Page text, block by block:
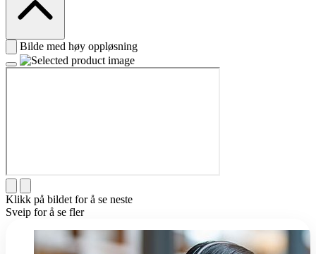
Bilde med høy oppløsning
Klikk på bildet for å se neste
Sveip for å se fler